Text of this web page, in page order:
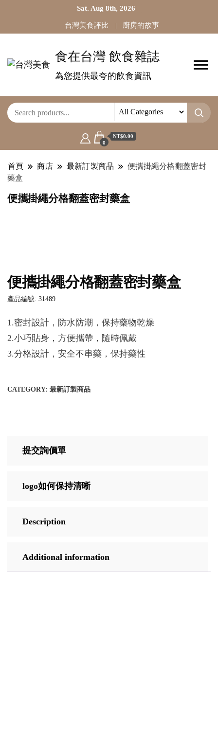
Sat. Aug 8th, 2026
台灣美食評比 廚房的故事
食在台灣 飲食雜誌
為您提供最夸的飲食資訊
0
NT$0.00
首頁 商店 最新訂製商品
便攜掛繩分格翻蓋密封
藥盒
便攜掛繩分格翻蓋密封藥盒
便攜掛繩分格翻蓋密封藥盒
產品編號: 31489
1.密封設計，防水防潮，保持藥物乾燥
2.小巧貼身，方便攜帶，隨時佩戴
3.分格設計，安全不串藥，保持藥性
CATEGORY: 最新訂製商品
提交詢價單
logo如何保持清晰
Description
Additional information